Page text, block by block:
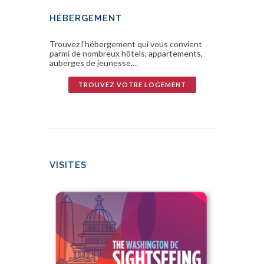
HÉBERGEMENT
Trouvez l'hébergement qui vous convient
parmi de nombreux hôtels, appartements,
auberges de jeunesse,...
TROUVEZ VOTRE LOGEMENT
VISITES